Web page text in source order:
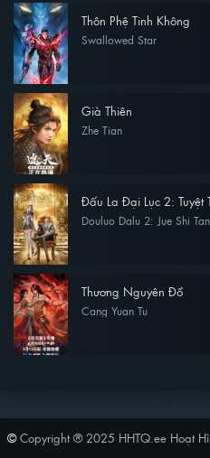
Thôn Phệ Tinh Không
Swallowed Star
Già Thiên
Zhe Tian
Đấu La Đại Lục 2: Tuyệt
Douluo Dalu 2: Jue Shi
Thương Nguyên Đồ
Cang Yuan Tu
©Copyright ® 2025 HHTQ.ee Hoạt